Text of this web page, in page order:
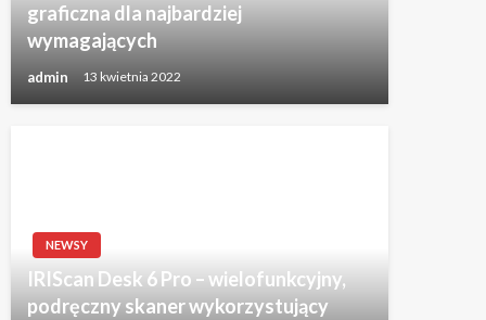
graficzna dla najbardziej
wymagających
admin 13 kwietnia 2022
NEWSY
IRIScan Desk 6 Pro – wielofunkcyjny,
podręczny skaner wykorzystujący